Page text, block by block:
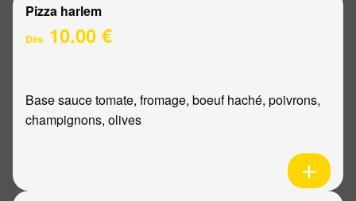
Pizza harlem
Dès 10.00 €
Base sauce tomate, fromage, boeuf haché, poivrons,
champignons, olives